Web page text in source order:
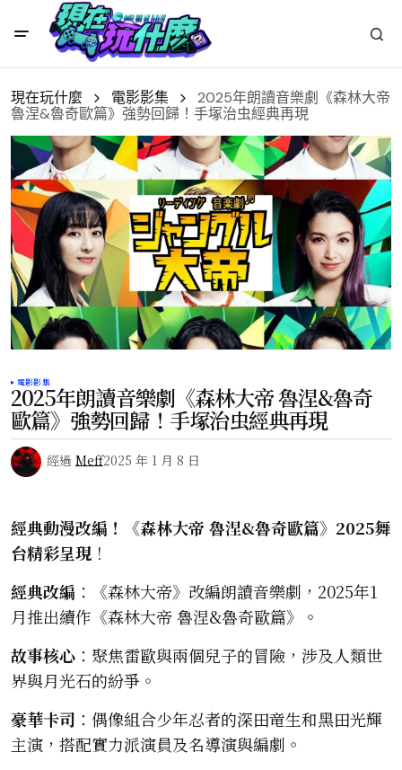
現在玩什麼 電影影集
2025年朗讀音樂劇《森林大帝
魯涅&魯奇歐篇》強勢回歸！手塚治虫經典再現
電影影集
2025年朗讀音樂劇《森林大帝 魯涅&魯奇
歐篇》強勢回歸！手塚治虫經典再現
經過 Meff2025 年 1 月 8 日
經典動漫改編！《森林大帝 魯涅&魯奇歐篇》2025舞
台精彩呈現 ！
經典改編 ：《森林大帝》改編朗讀音樂劇，2025年1
月推出續作《森林大帝 魯涅&魯奇歐篇》。
故事核心 ：聚焦雷歐與兩個兒子的冒險，涉及人類世
界與月光石的紛爭。
豪華卡司 ：偶像組合少年忍者的深田竜生和黑田光輝
主演，搭配實力派演員及名導演與編劇。